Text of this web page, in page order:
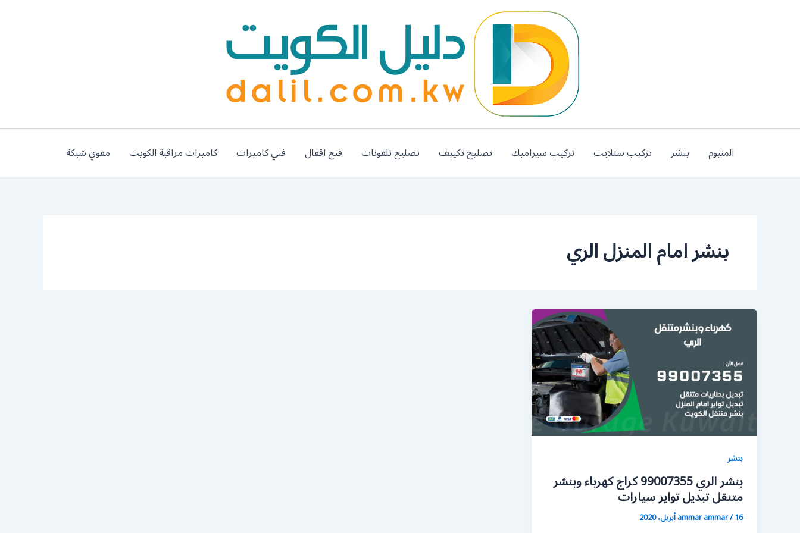
المنيوم بنشر تركيب ستلايت تركيب سيراميك تصليح تكييف تصليح تلفونات فتح اقفال فني كاميرات كاميرات مراقبة الكويت مقوي شبكة
بنشر امام المنزل الري
بنشر
بنشر الري 99007355 كراج كهرباء وبنشر
متنقل تبديل تواير سيارات
ammar ammar/16 أبريل، 2020